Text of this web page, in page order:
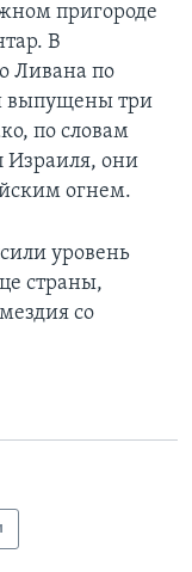
пригороде
В
Ливана по
выпущены три
по словам
Израиля, они
огнем.
уровень
страны,
со